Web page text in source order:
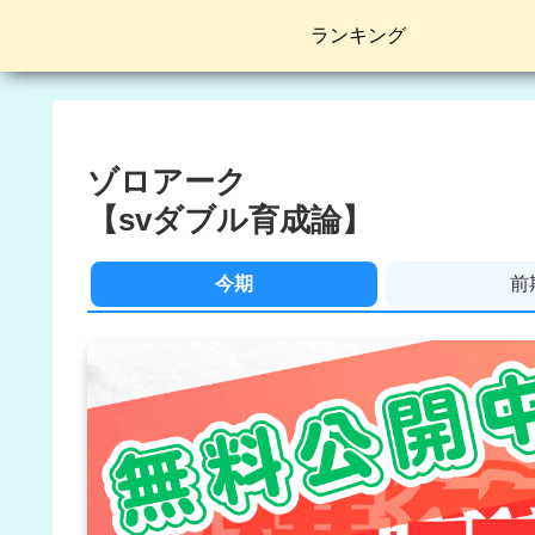
ランキング
ゾロアーク
【svダブル育成論】
今期 前